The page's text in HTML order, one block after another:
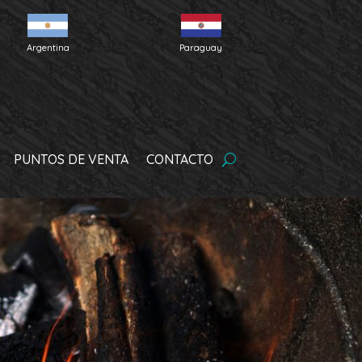
Argentina Paraguay
PUNTOS DE VENTA CONTACTO